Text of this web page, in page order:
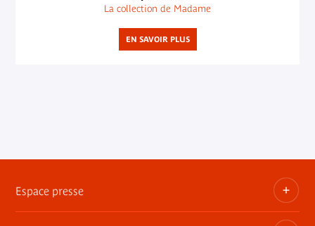
La collection de Madame
EN SAVOIR PLUS
Espace presse